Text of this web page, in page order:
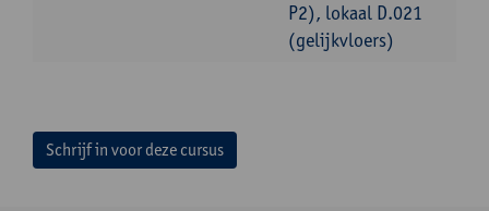
P2), lokaal D.021
(gelijkvloers)
Schrijf in voor deze cursus